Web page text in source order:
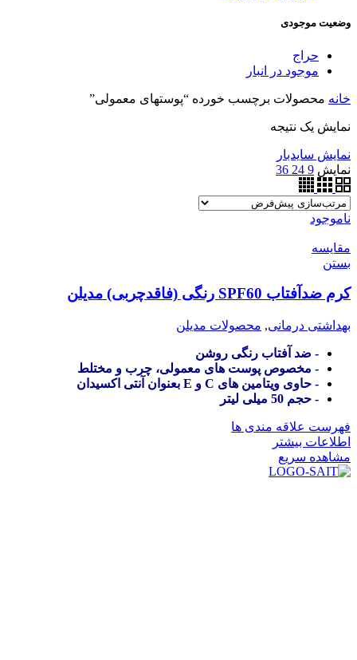
وضعیت موجودی
حراج
موجود در انبار
خانه محصولات برچسب خورده “پوستهای معمولی”
نمایش یک نتیجه
نمایش سایدبار
نمایش 9
24
36
ناموجود
مقایسه
بستن
کرم ضدآفتاب SPF60 رنگی (فاقدچربی) مدیلن
بهداشتی درمانی, محصولات مدیلن
- ضد آفتاب رنگی روشن
- مخصوص پوست های معمولی، چرب و مختلط
- حاوی ویتامین های C و E بعنوان آنتی اکسیدان
- حجم 50 میلی لیتر
فهرست علاقه مندی ها
اطلاعات بیشتر
مشاهده سریع